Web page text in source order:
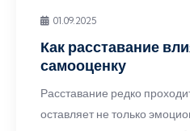
01.09.2025
Как расставание
самооценку
Расставание редко
оставляет не только